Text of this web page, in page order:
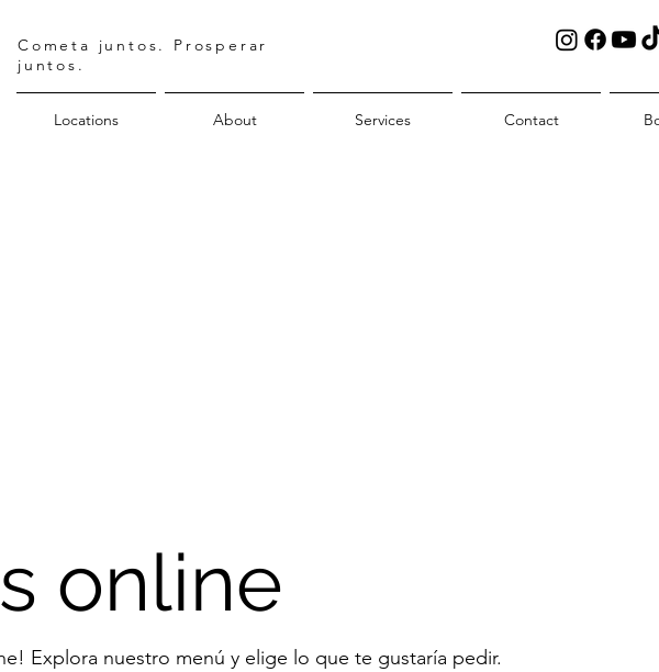
Cometa juntos. Prosperar
juntos.
Locations About Services Contact
online
Explora nuestro menú y elige lo que te gustaría pedir.